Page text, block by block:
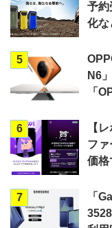
予約
化な
5
N6
「
6
【
ファ
価格
7
「